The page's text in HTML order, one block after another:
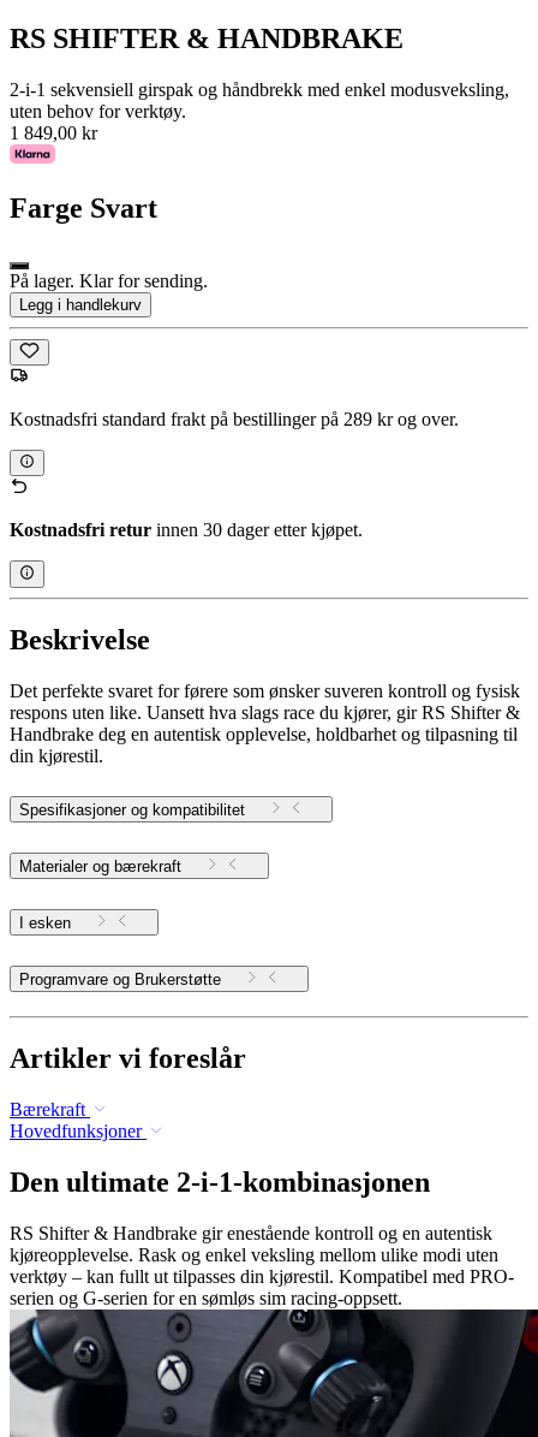
RS SHIFTER & HANDBRAKE
2-i-1 sekvensiell girspak og håndbrekk med enkel modusveksling,
uten behov for verktøy.
1 849,00 kr
Farge Svart
På lager. Klar for sending.
Legg i handlekurv
Kostnadsfri standard frakt på bestillinger på 289 kr og over.
Kostnadsfri retur innen 30 dager etter kjøpet.
Beskrivelse
Det perfekte svaret for førere som ønsker suveren kontroll og fysisk
respons uten like. Uansett hva slags race du kjører, gir RS Shifter &
Handbrake deg en autentisk opplevelse, holdbarhet og tilpasning til
din kjørestil.
Spesifikasjoner og kompatibilitet
Materialer og bærekraft
I esken
Programvare og Brukerstøtte
Artikler vi foreslår
Bærekraft
Hovedfunksjoner
Den ultimate 2-i-1-kombinasjonen
RS Shifter & Handbrake gir enestående kontroll og en autentisk
kjøreopplevelse. Rask og enkel veksling mellom ulike modi uten
verktøy – kan fullt ut tilpasses din kjørestil. Kompatibel med PRO-
serien og G-serien for en sømløs sim racing-oppsett.